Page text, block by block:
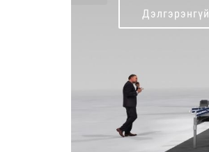
Дэлгэрэнгүй